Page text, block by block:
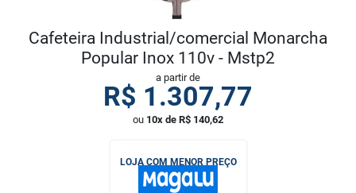
Cafeteira Industrial/comercial Monarcha
Popular Inox 110v - Mstp2
a partir de
R$ 1.307,77
ou 10x de R$ 140,62
LOJA COM MENOR PREÇO